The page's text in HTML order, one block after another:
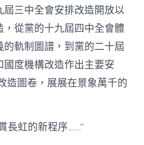
三中全會安排改造開放以
從黨的十九屆四中全會體
軌制圖譜，到黨的二十屆
度機構改造作出主要安
造圖卷，展展在景象萬千的
長虹的新程序……”